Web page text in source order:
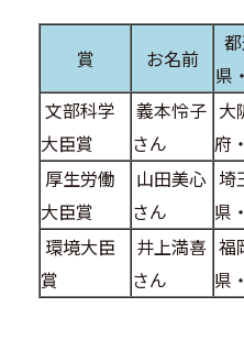
賞 お名前
県
文部科学
大臣賞
義本怜子
さん
大
府
厚生労働
大臣賞
山田美心
さん
埼
県
環境大臣
賞
井上満喜
さん
福
県